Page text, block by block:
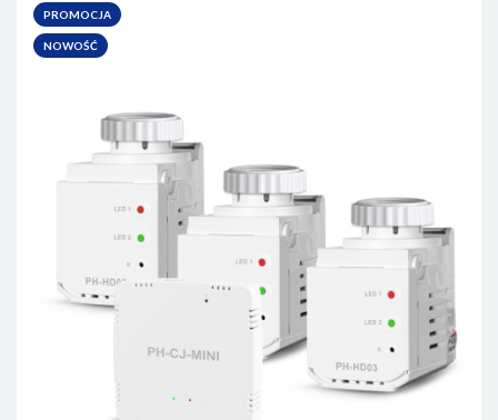
PROMOCJA
NOWOŚĆ